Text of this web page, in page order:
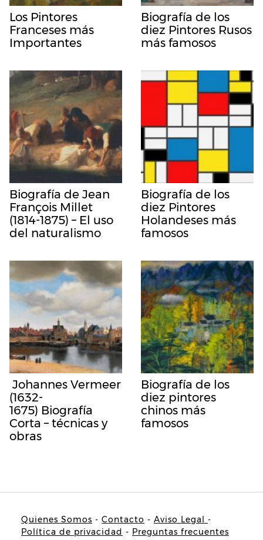
Los Pintores
Franceses más
Importantes
Biografía de los
diez Pintores Rusos
más famosos
Biografía de Jean
François Millet
(1814-1875) – El uso
del naturalismo
Biografía de los
diez Pintores
Holandeses más
famosos
Johannes Vermeer
(1632-
1675) Biografía
Corta – técnicas y
obras
Biografía de los
diez pintores
chinos más
famosos
Quienes Somos - Contacto - Aviso Legal -
Política de privacidad - Preguntas frecuentes